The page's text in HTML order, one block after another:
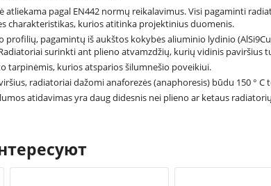
pagal EN442 normų reikalavimus. Visi pagaminti
charakteristikas, kurios atitinka projektinius duomenis.
pagamintų iš aukštos kokybės aliuminio lydinio
surinkti ant plieno atvamzdžių, kurių vidinis paviršius
tarpinėmis, kurios atsparios šilumnešio poveikiui.
radiatoriai dažomi anaforezės (anaphoresis) būdu 150 ° C
atidavimas yra daug didesnis nei plieno ar ketaus